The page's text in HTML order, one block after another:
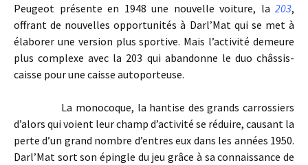
Peugeot présente en 1948 une nouvelle voiture, la 203,
offrant de nouvelles opportunités à Darl’Mat qui se met à
élaborer une version plus sportive. Mais l’activité demeure
plus complexe avec la 203 qui abandonne le duo châssis-
caisse pour une caisse autoporteuse.
La monocoque, la hantise des grands carrossiers
d’alors qui voient leur champ d’activité se réduire, causant la
perte d’un grand nombre d’entres eux dans les années 1950.
Darl’Mat sort son épingle du jeu grâce à sa connaissance de